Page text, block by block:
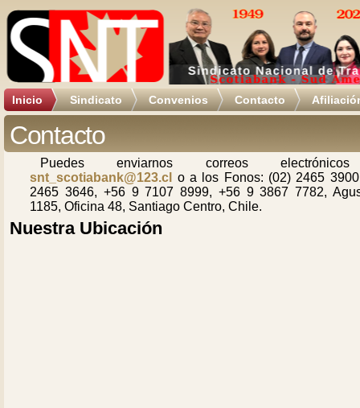
Inicio Sindicato Convenios Contacto
Contacto
Puedes enviarnos correos
snt_scotiabank@123.cl
o a los Fonos: (02) 2465
2465 3646, +56 9 7107 8999, +56 9 3867 7782,
1185, Oficina 48, Santiago Centro, Chile.
Nuestra Ubicación